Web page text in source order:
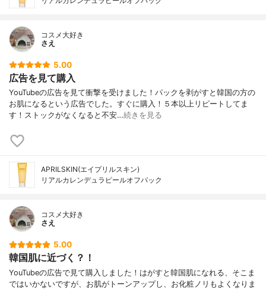
コスメ大好き
さえ
5.00
広告を見て購入
YouTubeの広告を見て衝撃を受けました！パックを剥がすと韓国の方の
お肌になるという広告でした。すぐに購入！５本以上リピートしてま
す！ストックがなくなると不安…続きを見る
APRILSKIN(エイプリルスキン)
リアルカレンデュラピールオフパック
コスメ大好き
さえ
5.00
韓国肌に近づく？！
YouTubeの広告で見て購入しました！はがすと韓国肌になれる、そこま
ではいかないですが、お肌がトーンアップし、お化粧ノリもよくなりま